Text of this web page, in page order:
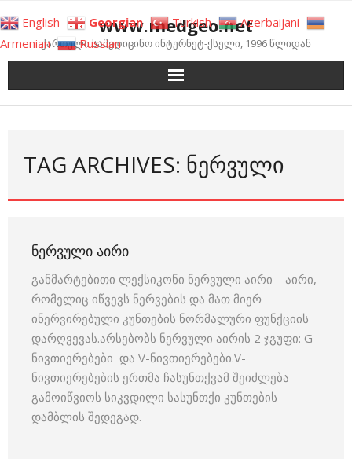
to
content
www.medgeo.net
ქართული სამედიცინო ინტერნეტ-ქსელი, 1996 წლიდან
TAG ARCHIVES: ᲜᲔᲠᲕᲣᲚᲘ
ᲜᲔᲠᲕᲣᲚᲘ ᲐᲘᲠᲘ
განმარტებითი ლექსიკონი ნერვული აირი – აირი,
რომელიც იწვევს ნერვების და მათ მიერ
ინერვირებული კუნთების ნორმალური ფუნქციის
დარღვევას.არსებობს ნერვული აირის 2 ჯგუფი: G-
ნივთიერებები და V-ნივთიერებები.V-
ნივთიერებების ერთმა ჩასუნთქვამ შეიძლება
გამოიწვიოს სიკვდილი სასუნთქი კუნთების
დამბლის შედეგად.
English Georgian Turkish
Azerbaijani
Armenian
Russian